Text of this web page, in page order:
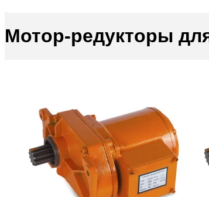
Мотор-редукторы